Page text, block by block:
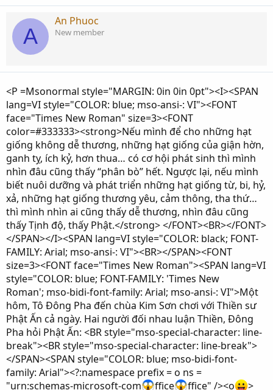
A
An Phuoc
New member
<P =Msonormal style="MARGIN: 0in 0in 0pt"><I><SPAN
lang=VI style="COLOR: blue; mso-ansi-: VI"><FONT
face="Times New Roman" size=3><FONT
color=#333333><strong>Nếu mình để cho những hạt
giống không dễ thương, những hạt giống của giận hờn,
ganh tỵ, ích kỷ, hơn thua… có cơ hội phát sinh thì mình
nhìn đâu cũng thấy “phân bò” hết. Ngược lại, nếu mình
biết nuôi dưỡng và phát triển những hạt giống từ, bi, hỷ,
xả, những hạt giống thương yêu, cảm thông, tha thứ…
thì mình nhìn ai cũng thấy dễ thương, nhìn đâu cũng
thấy Tịnh độ, thấy Phật.</strong> </FONT><BR></FONT>
</SPAN></I><SPAN lang=VI style="COLOR: black; FONT-
FAMILY: Arial; mso-ansi-: VI"><BR></SPAN><FONT
size=3><FONT face="Times New Roman"><SPAN lang=VI
style="COLOR: blue; FONT-FAMILY: 'Times New
Roman'; mso-bidi-font-family: Arial; mso-ansi-: VI">Một
hôm, Tô Đông Pha đến chùa Kim Sơn chơi với Thiền sư
Phật Ấn cả ngày. Hai người đối nhau luận Thiền, Đông
Pha hỏi Phật Ấn: <BR style="mso-special-character: line-
break"><BR style="mso-special-character: line-break">
</SPAN><SPAN style="COLOR: blue; mso-bidi-font-
family: Arial"><?:namespace prefix = o ns =
"urn:schemas-microsoft-com
ffice ffice" /><o
>